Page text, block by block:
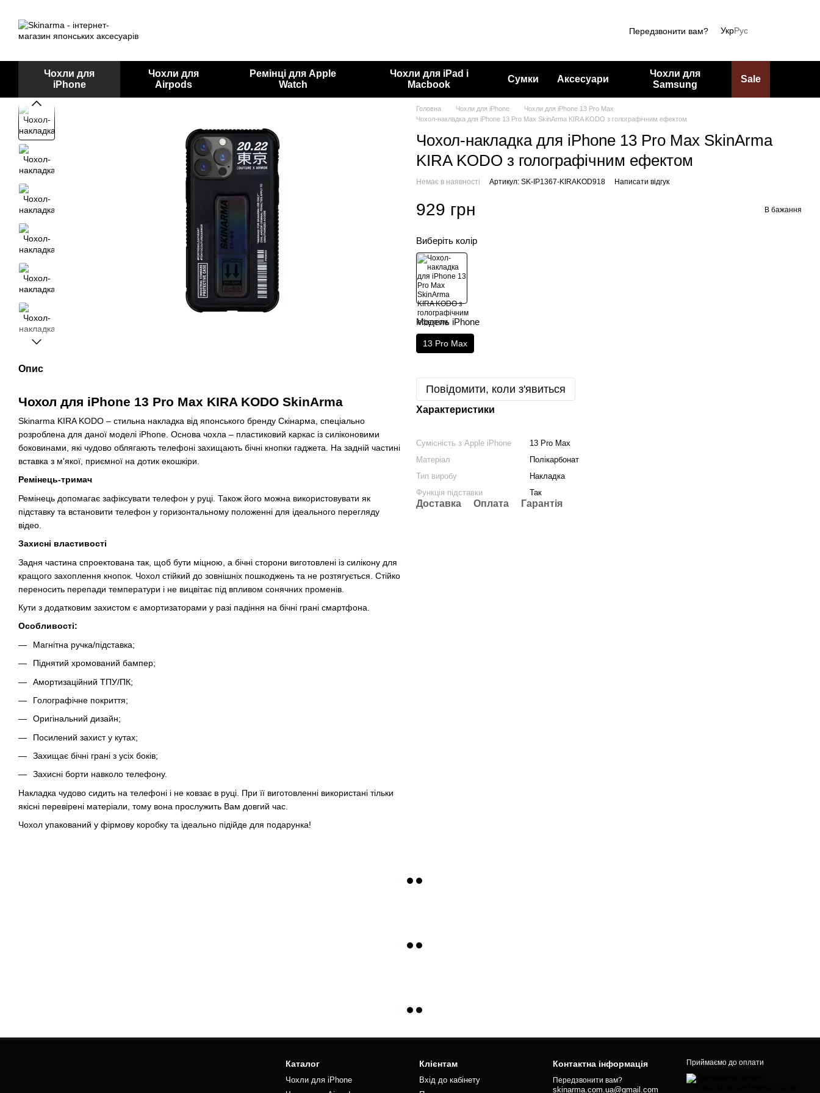
Передзвонити вам? УкрРус
Чохли для
iPhone
Чохли для
Airpods
Ремінці для Apple
Watch
Чохли для iPad і
Macbook
Сумки Аксесуари
Чохли для
Samsung
Sale
Опис
Чохол для iPhone 13 Pro Max KIRA KODO SkinArma
Skinarma KIRA KODO – стильна накладка від японського бренду Скінарма, спеціально
розроблена для даної моделі iPhone. Основа чохла – пластиковий каркас із силіконовими
боковинами, які чудово облягають телефоні захищають бічні кнопки гаджета. На задній частині
вставка з м'якої, приємної на дотик екошкіри.
Ремінець-тримач
Ремінець допомагає зафіксувати телефон у руці. Також його можна використовувати як
підставку та встановити телефон у горизонтальному положенні для ідеального перегляду
відео.
Захисні властивості
Задня частина спроектована так, щоб бути міцною, а бічні сторони виготовлені із силікону для
кращого захоплення кнопок. Чохол стійкий до зовнішніх пошкоджень та не розтягується. Стійко
переносить перепади температури і не вицвітає під впливом сонячних променів.
Кути з додатковим захистом є амортизаторами у разі падіння на бічні грані смартфона.
Особливості:
Магнітна ручка/підставка;
Піднятий хромований бампер;
Амортизаційний ТПУ/ПК;
Голографічне покриття;
Оригінальний дизайн;
Посилений захист у кутах;
Захищає бічні грані з усіх боків;
Захисні борти навколо телефону.
Накладка чудово сидить на телефоні і не ковзає в руці. При її виготовленні використані тільки
якісні перевірені матеріали, тому вона прослужить Вам довгий час.
Чохол упакований у фірмову коробку та ідеально підійде для подарунка!
Головна Чохли для iPhone
Чохли для iPhone 13 Pro Max
Чохол-накладка для iPhone 13 Pro Max SkinArma KIRA KODO з голографічним ефектом
Чохол-накладка для iPhone 13 Pro Max SkinArma
KIRA KODO з голографічним ефектом
Немає в наявності Артикул: SK-IP1367-KIRAKOD918 Написати відгук
929 грн В бажання
Виберіть колір
Модель iPhone
13 Pro Max
Повідомити, коли з'явиться
Характеристики
Сумісність з Apple iPhone
13 Pro Max
Матеріал
Полікарбонат
Тип виробу
Накладка
Функція підставки
Так
Доставка Оплата Гарантія
Каталог
Чохли для iPhone
Клієнтам
Вхід до кабінету
Контактна інформація
Передзвонити вам?
skinarma.com.ua@gmail.com
Приймаємо до оплати